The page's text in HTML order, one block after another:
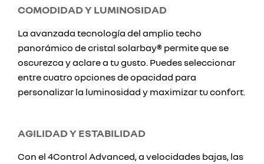
COMODIDAD Y LUMINOSIDAD
La avanzada tecnología del amplio techo
panorámico de cristal solarbay® permite que se
oscurezca y aclare a tu gusto. Puedes seleccionar
entre cuatro opciones de opacidad para
personalizar la luminosidad y maximizar tu confort.
AGILIDAD Y ESTABILIDAD
Con el 4Control Advanced, a velocidades bajas, las